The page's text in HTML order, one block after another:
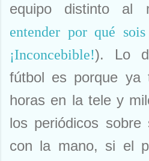
equipo distinto al
entender por qué
¡Inconcebible!). Lo
fútbol es porque ya
horas en la tele y
los periódicos
con la mano, si el